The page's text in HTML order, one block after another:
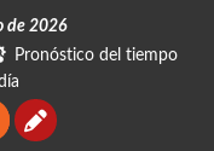
de 2026
Pronóstico del tiempo
Contáctanos